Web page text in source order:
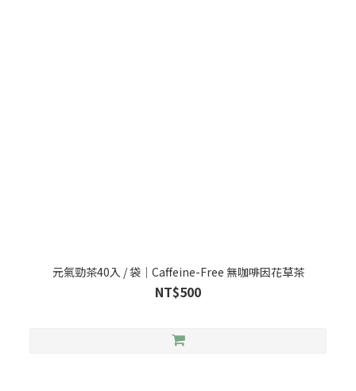
元氣勁茶40入 / 袋｜Caffeine-Free 無咖啡因花草茶
NT$500